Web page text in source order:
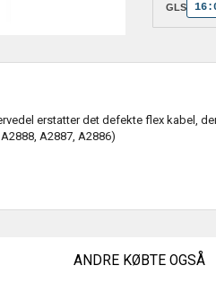
GLS
erstatter det defekte flex kabel,
A2887, A2886)
ANDRE KØBTE OGSÅ